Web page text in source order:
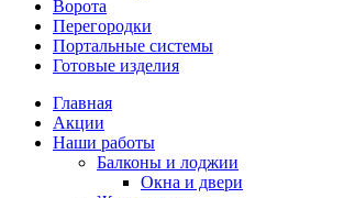
Ворота
Перегородки
Портальные системы
Готовые изделия
Главная
Акции
Наши работы
Балконы и лоджии
Окна и двери